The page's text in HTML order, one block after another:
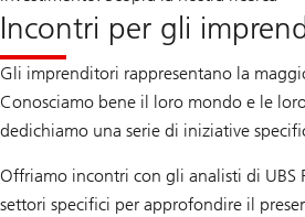
Incontri per gli
Gli imprenditori rappresentano la
Conosciamo bene il loro mondo e le
dedichiamo una serie di iniziative
Offriamo incontri con gli analisti di UBS
settori specifici per approfondire il